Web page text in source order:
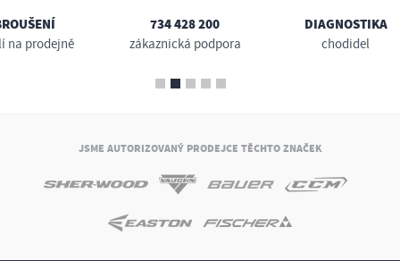
na prodejně
734 428 200
zákaznická podpora
DIAGNOSTIKA
chodidel
JSME AUTORIZOVANÝ PRODEJCE TĚCHTO ZNAČEK